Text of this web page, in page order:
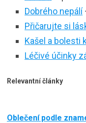
Dobrého nepálí
Přičarujte si
Kašel a bolesti
Léčivé účinky
Relevantní články
Oblečení podle